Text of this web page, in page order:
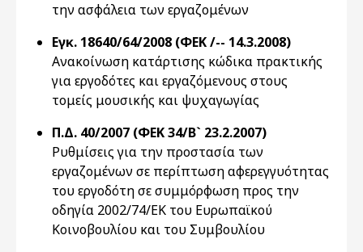
την ασφάλεια των εργαζομένων
Εγκ. 18640/64/2008 (ΦΕΚ /-- 14.3.2008)
Ανακοίνωση κατάρτισης κώδικα πρακτικής
για εργοδότες και εργαζόμενους στους
τομείς μουσικής και ψυχαγωγίας
Π.Δ. 40/2007 (ΦΕΚ 34/Β` 23.2.2007)
Ρυθμίσεις για την προστασία των
εργαζομένων σε περίπτωση αφερεγγυότητας
του εργοδότη σε συμμόρφωση προς την
οδηγία 2002/74/ΕΚ του Ευρωπαϊκού
Κοινοβουλίου και του Συμβουλίου